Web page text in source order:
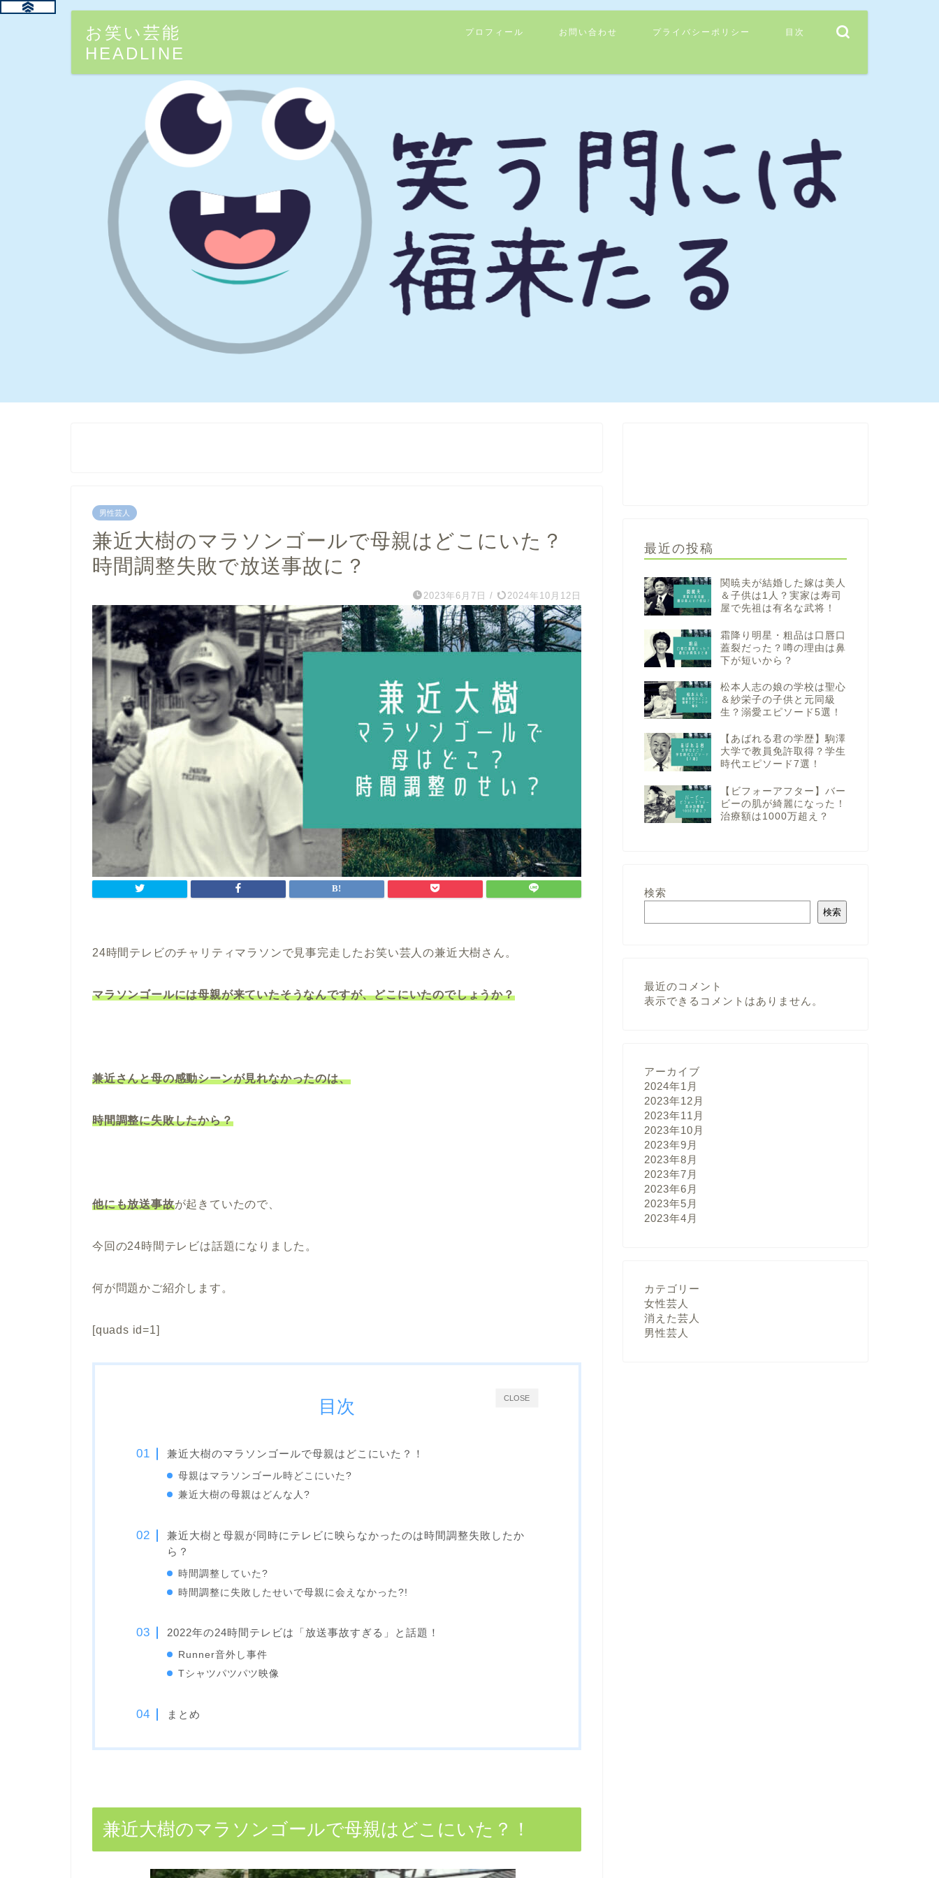
お笑い芸能
HEADLINE
プロフィール お問い合わせ プライバシーポリシー 目次
男性芸人
兼近大樹のマラソンゴールで母親はどこにいた？
時間調整失敗で放送事故に？
2023年6月7日 / 2024年10月12日
24時間テレビのチャリティマラソンで見事完走したお笑い芸人の兼近大樹さん。
マラソンゴールには母親が来ていたそうなんですが、どこにいたのでしょうか？
兼近さんと母の感動シーンが見れなかったのは、
時間調整に失敗したから？
他にも放送事故が起きていたので、
今回の24時間テレビは話題になりました。
何が問題かご紹介します。
[quads id=1]
CLOSE
目次
兼近大樹のマラソンゴールで母親はどこにいた？！
母親はマラソンゴール時どこにいた?
兼近大樹の母親はどんな人?
兼近大樹と母親が同時にテレビに映らなかったのは時間調整失敗したか
ら？
時間調整していた?
時間調整に失敗したせいで母親に会えなかった?!
2022年の24時間テレビは「放送事故すぎる」と話題！
Runner音外し事件
Tシャツパツパツ映像
まとめ
兼近大樹のマラソンゴールで母親はどこにいた？！
最近の投稿
関暁夫が結婚した嫁は美人
＆子供は1人？実家は寿司
屋で先祖は有名な武将！
霜降り明星・粗品は口唇口
蓋裂だった？噂の理由は鼻
下が短いから？
松本人志の娘の学校は聖心
＆紗栄子の子供と元同級
生？溺愛エピソード5選！
【あばれる君の学歴】駒澤
大学で教員免許取得？学生
時代エピソード7選！
【ビフォーアフター】バー
ビーの肌が綺麗になった！
治療額は1000万超え？
検索
検索
最近のコメント
表示できるコメントはありません。
アーカイブ
2024年1月
2023年12月
2023年11月
2023年10月
2023年9月
2023年8月
2023年7月
2023年6月
2023年5月
2023年4月
カテゴリー
女性芸人
消えた芸人
男性芸人